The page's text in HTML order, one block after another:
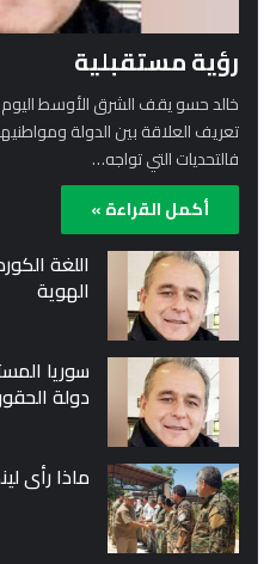
رؤية مستقبلية
خالد حسو يقف الشرق الأوسط اليوم
تعريف العلاقة بين الدولة
فالتحديات التي تواجه…
أكمل القراءة »
اللغة
الهوية
سوريا
دولة
ماذا رأى